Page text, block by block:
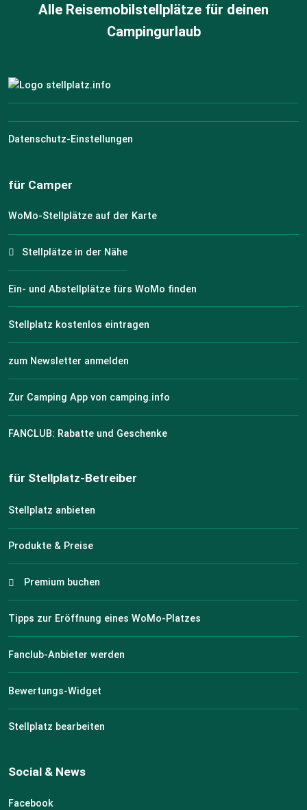
Alle Reisemobilstellplätze für deinen
Campingurlaub
Datenschutz-Einstellungen
für Camper
WoMo-Stellplätze auf der Karte
Stellplätze in der Nähe
Ein- und Abstellplätze fürs WoMo finden
Stellplatz kostenlos eintragen
zum Newsletter anmelden
Zur Camping App von camping.info
FANCLUB: Rabatte und Geschenke
für Stellplatz-Betreiber
Stellplatz anbieten
Produkte & Preise
Premium buchen
Tipps zur Eröffnung eines WoMo-Platzes
Fanclub-Anbieter werden
Bewertungs-Widget
Stellplatz bearbeiten
Social & News
Facebook